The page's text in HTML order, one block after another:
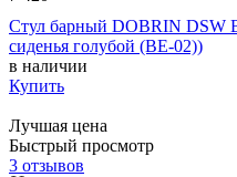
Стул барный DOBRIN DSW
сиденья голубой (BE-02))
в наличии
Купить
Лучшая цена
Быстрый просмотр
3 отзывов